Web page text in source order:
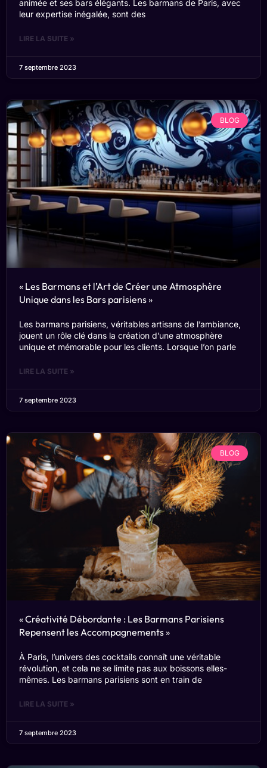
animée et ses bars élégants. Les barmans de Paris, avec
leur expertise inégalée, sont des
LIRE LA SUITE »
7 septembre 2023
BLOG
« Les Barmans et l’Art de Créer une Atmosphère
Unique dans les Bars parisiens »
Les barmans parisiens, véritables artisans de l’ambiance,
jouent un rôle clé dans la création d’une atmosphère
unique et mémorable pour les clients. Lorsque l’on parle
LIRE LA SUITE »
7 septembre 2023
BLOG
« Créativité Débordante : Les Barmans Parisiens
Repensent les Accompagnements »
À Paris, l’univers des cocktails connaît une véritable
révolution, et cela ne se limite pas aux boissons elles-
mêmes. Les barmans parisiens sont en train de
LIRE LA SUITE »
7 septembre 2023